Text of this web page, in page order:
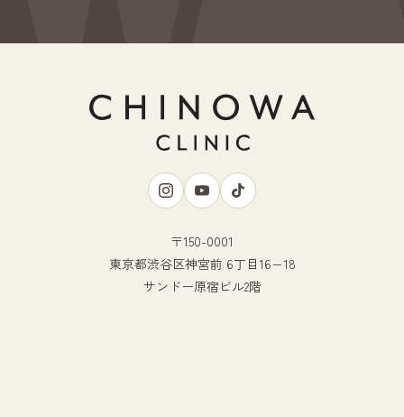
〒150-0001
東京都渋谷区神宮前 6丁目16−18
サンドー原宿ビル2階